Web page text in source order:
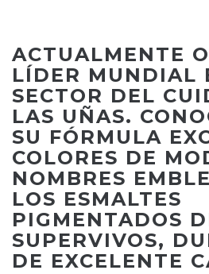
ACTUALMENTE
LÍDER MUNDIAL
SECTOR DEL
LAS UÑAS.
SU FÓRMULA
COLORES DE
NOMBRES
LOS ESMALTES
PIGMENTADOS
SUPERVIVOS,
DE EXCELENTE